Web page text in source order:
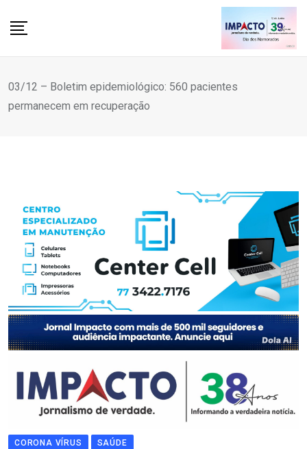
03/12 – Boletim epidemiológico: 560 pacientes
permanecem em recuperação
CORONA VÍRUS SAÚDE